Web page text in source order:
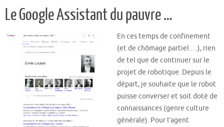
Le Google Assistant du pauvre …
En ces temps de confinement
(et de chômage partiel …), rien
de tel que de continuer sur le
projet de robotique. Depuis le
départ, je souhaite que le robot
puisse converser et soit doté de
connaissances (genre culture
générale). Pour l’agent